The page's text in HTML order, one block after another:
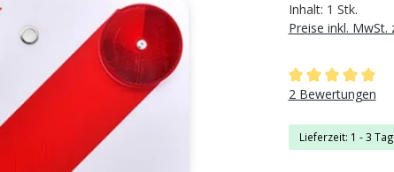
Inhalt: 1 Stk.
Preise inkl. MwSt.
Durchschnittliche
2 Bewertungen
Lieferzeit: 1 - 3